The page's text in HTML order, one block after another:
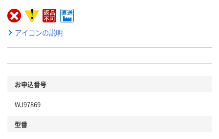
アイコンの説明
お申込番号
WJ97869
型番